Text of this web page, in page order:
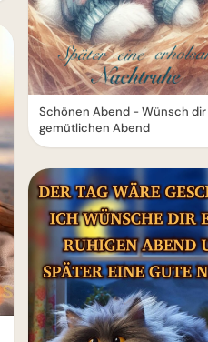
Schönen Abend - Wünsch
gemütlichen Abend